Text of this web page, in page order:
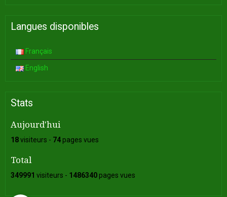
Langues disponibles
Français
English
Stats
Aujourd'hui
18visiteurs - 74pages vues
Total
349991 visiteurs - 1486340pages vues